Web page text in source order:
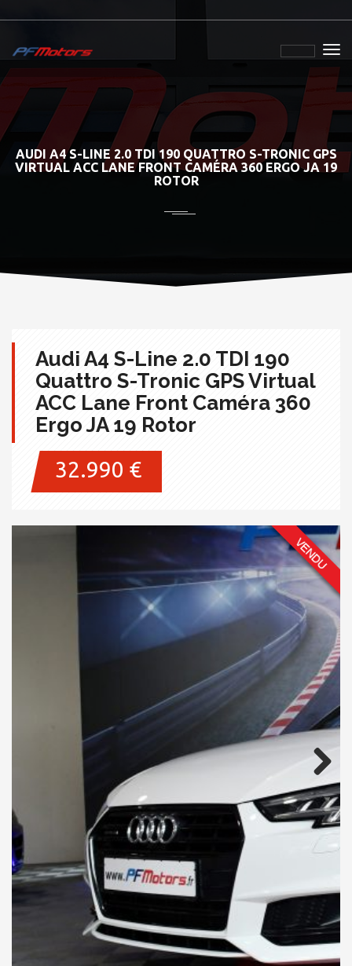
AUDI A4 S-LINE 2.0 TDI 190 QUATTRO S-TRONIC GPS
VIRTUAL ACC LANE FRONT CAMÉRA 360 ERGO JA 19
ROTOR
Audi A4 S-Line 2.0 TDI 190
Quattro S-Tronic GPS Virtual
ACC Lane Front Caméra 360
Ergo JA 19 Rotor
32.990 €
Next